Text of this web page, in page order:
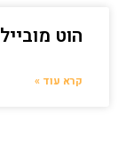
הוט מובייל 5G baisc 800G
קרא עוד »